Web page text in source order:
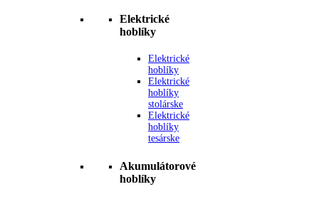
Elektrické
hoblíky
Elektrické
hoblíky
Elektrické
hoblíky
stolárske
Elektrické
hoblíky
tesárske
Akumulátorové
hoblíky